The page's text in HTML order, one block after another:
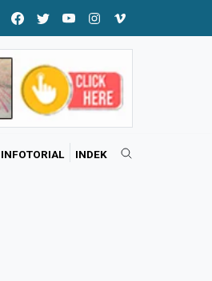
INFOTORIAL INDEK